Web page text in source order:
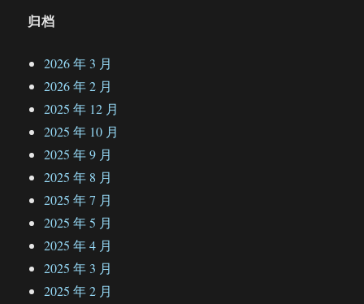
归档
2026 年 3 月
2026 年 2 月
2025 年 12 月
2025 年 10 月
2025 年 9 月
2025 年 8 月
2025 年 7 月
2025 年 5 月
2025 年 4 月
2025 年 3 月
2025 年 2 月